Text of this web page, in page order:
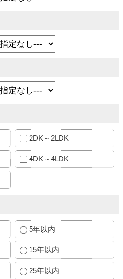
2DK～2LDK
4DK～4LDK
5年以内
15年以内
25年以内